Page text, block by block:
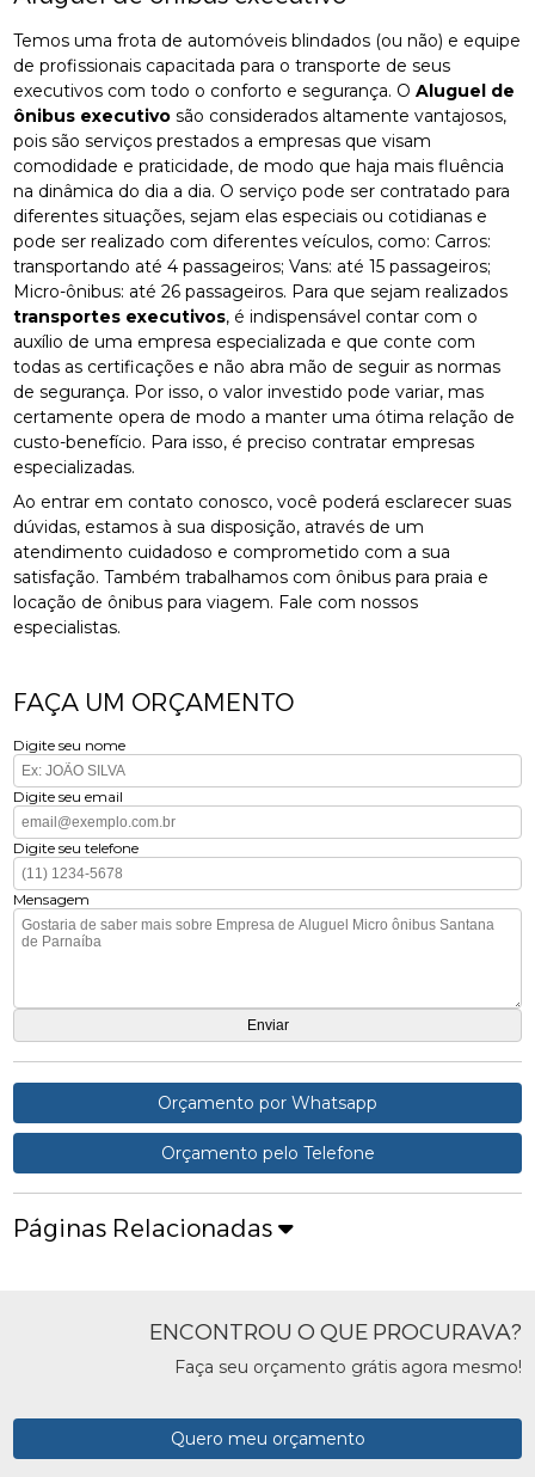
Temos uma frota de automóveis blindados (ou não) e equipe
de profissionais capacitada para o transporte de seus
executivos com todo o conforto e segurança. OAluguel de
ônibus executivo são considerados altamente vantajosos,
pois são serviços prestados a empresas que visam
comodidade e praticidade, de modo que haja mais fluência
na dinâmica do dia a dia. O serviço pode ser contratado para
diferentes situações, sejam elas especiais ou cotidianas e
pode ser realizado com diferentes veículos, como: Carros:
transportando até 4 passageiros; Vans: até 15 passageiros;
Micro-ônibus: até 26 passageiros. Para que sejam realizados
transportes executivos, é indispensável contar com o
auxílio de uma empresa especializada e que conte com
todas as certificações e não abra mão de seguir as normas
de segurança. Por isso, o valor investido pode variar, mas
certamente opera de modo a manter uma ótima relação de
custo-benefício. Para isso, é preciso contratar empresas
especializadas.
Ao entrar em contato conosco, você poderá esclarecer suas
dúvidas, estamos à sua disposição, através de um
atendimento cuidadoso e comprometido com a sua
satisfação. Também trabalhamos com ônibus para praia e
locação de ônibus para viagem. Fale com nossos
especialistas.
FAÇA UM ORÇAMENTO
Digite seu nome
Digite seu email
Digite seu telefone
Mensagem
Orçamento por Whatsapp
Orçamento pelo Telefone
Páginas Relacionadas
ENCONTROU O QUE PROCURAVA?
Faça seu orçamento grátis agora mesmo!
Quero meu orçamento